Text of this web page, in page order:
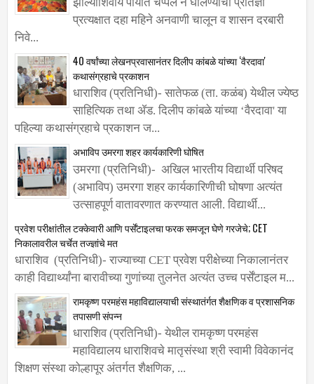
झाल्याशिवाय पायात चप्पल न घालण्याची प्रतिज्ञा
प्रत्यक्षात दहा महिने अनवाणी चालून व शासन दरबारी
निवे...
40 वर्षांच्या लेखनप्रवासानंतर दिलीप कांबळे यांच्या ‌‘वैरदावा'
कथासंग्रहाचे प्रकाशन
धाराशिव (प्रतिनिधी)- सातेफळ (ता. कळंब) येथील ज्येष्ठ
साहित्यिक तथा ॲड. दिलीप कांबळे यांच्या ‌‘वैरदावा' या
पहिल्या कथासंग्रहाचे प्रकाशन ज...
अभाविप उमरगा शहर कार्यकारिणी घोषित
उमरगा (प्रतिनिधी)- अखिल भारतीय विद्यार्थी परिषद
(अभाविप) उमरगा शहर कार्यकारिणीची घोषणा अत्यंत
उत्साहपूर्ण वातावरणात करण्यात आली. विद्यार्थी...
प्रवेश परीक्षांतील टक्केवारी आणि पर्सेंटाइलचा फरक समजून घेणे गरजेचे; CET
निकालावरील चर्चेत तज्ज्ञांचे मत
धाराशिव (प्रतिनिधी)- राज्याच्या CET प्रवेश परीक्षेच्या निकालानंतर
काही विद्यार्थ्यांना बारावीच्या गुणांच्या तुलनेत अत्यंत उच्च पर्सेंटाइल म...
रामकृष्ण परमहंस महाविद्यालयाची संस्थातंर्गत शैक्षणिक व प्रशासनिक
तपासणी संपन्न
धाराशिव (प्रतिनिधी)- येथील रामकृष्ण परमहंस
महाविद्यालय धाराशिवचे मातृसंस्था श्री स्वामी विवेकानंद
शिक्षण संस्था कोल्हापूर अंतर्गत शैक्षणिक, ...